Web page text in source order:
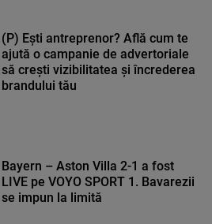
(P) Ești antreprenor? Află cum te
ajută o campanie de advertoriale
să crești vizibilitatea și încrederea
brandului tău
Bayern – Aston Villa 2-1 a fost
LIVE pe VOYO SPORT 1. Bavarezii
se impun la limită